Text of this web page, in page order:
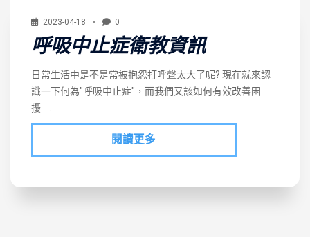
2023-04-18 0
呼吸中止症衛教資訊
日常生活中是不是常被抱怨打呼聲太大了呢? 現在就來認
識一下何為"呼吸中止症"，而我們又該如何有效改善困
擾…..
閱讀更多